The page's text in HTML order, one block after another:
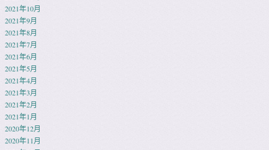
2021年10月
2021年9月
2021年8月
2021年7月
2021年6月
2021年5月
2021年4月
2021年3月
2021年2月
2021年1月
2020年12月
2020年11月